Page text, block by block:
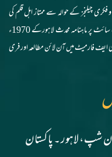
چیلنجز کے حوالہ سے ممتاز اہل قلم کی
نگارشات پیش کرنا اس رسالہ کا طرہ امتیاز ہے. اس ویب سائٹ پر ماہنامہ محدث لاہورکے 1970ء
فارمیٹ میں آن لائن مطالعہ اور فری
شپ، لاہور ۔ پاکستان